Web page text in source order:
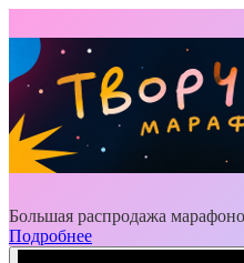
Большая распродажа
Подробнее